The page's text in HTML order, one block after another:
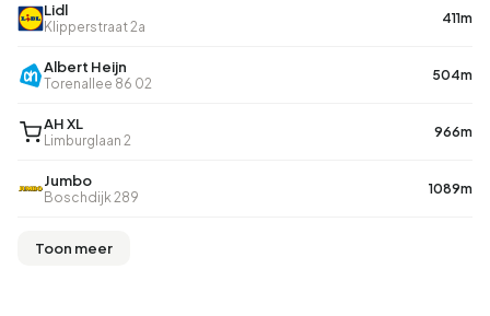
Lidl
Klipperstraat 2a
411m
Albert Heijn
Torenallee 86 02
504m
AH XL
Limburglaan 2
966m
Jumbo
Boschdijk 289
1089m
Toon meer